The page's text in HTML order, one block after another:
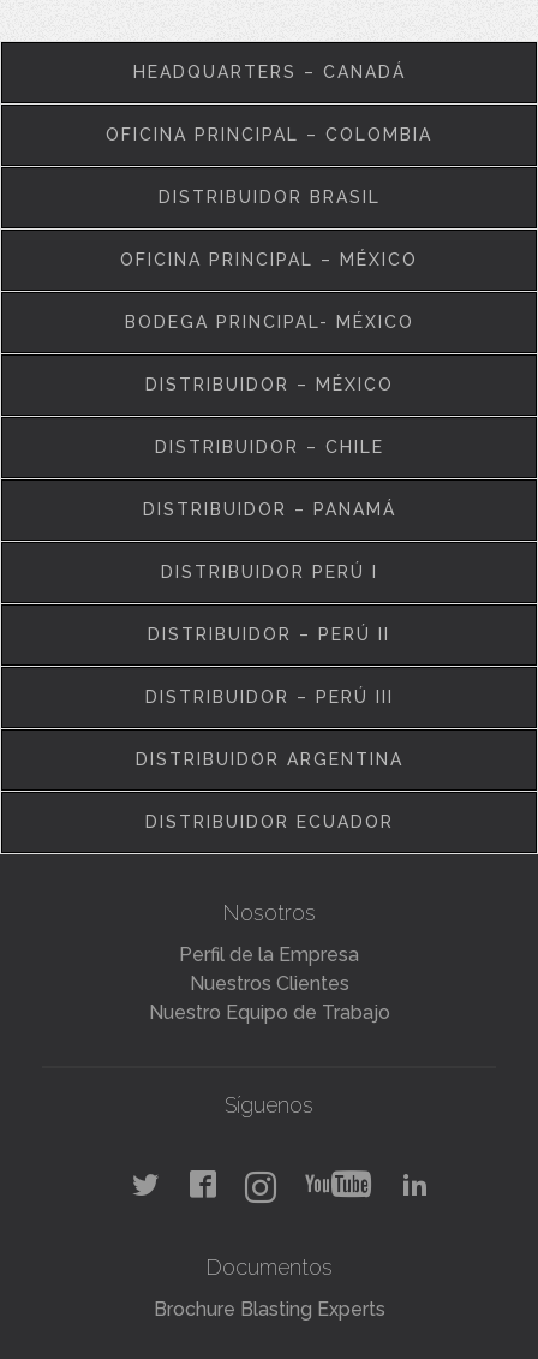
HEADQUARTERS – CANADÁ
OFICINA PRINCIPAL – COLOMBIA
DISTRIBUIDOR BRASIL
OFICINA PRINCIPAL – MÉXICO
BODEGA PRINCIPAL- MÉXICO
DISTRIBUIDOR – MÉXICO
DISTRIBUIDOR – CHILE
DISTRIBUIDOR – PANAMÁ
DISTRIBUIDOR PERÚ I
DISTRIBUIDOR – PERÚ II
DISTRIBUIDOR – PERÚ III
DISTRIBUIDOR ARGENTINA
DISTRIBUIDOR ECUADOR
Nosotros
Perfil de la Empresa
Nuestros Clientes
Nuestro Equipo de Trabajo
Síguenos
Documentos
Brochure Blasting Experts